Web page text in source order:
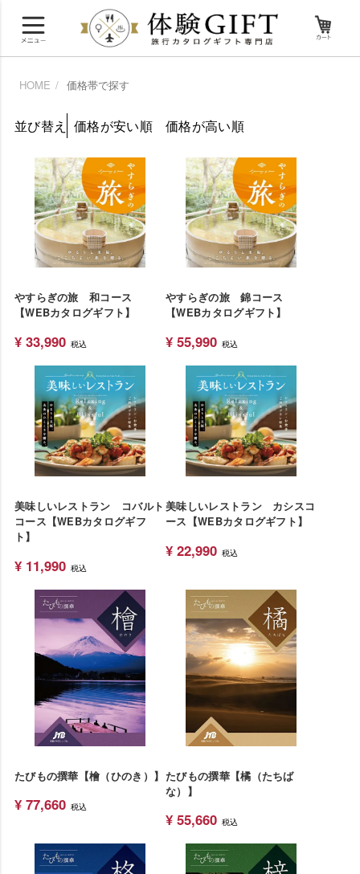
HOME 価格帯で探す
並び替え 価格が安い順 価格が高い順
やすらぎの旅 和コース
【WEBカタログギフト】
¥ 33,990 税込
やすらぎの旅 錦コース
【WEBカタログギフト】
¥ 55,990 税込
美味しいレストラン コバルト
コース【WEBカタログギフ
ト】
¥ 11,990 税込
美味しいレストラン カシスコ
ース【WEBカタログギフト】
¥ 22,990 税込
たびもの撰華【檜（ひのき）】
¥ 77,660 税込
たびもの撰華【橘（たちば
な）】
¥ 55,660 税込